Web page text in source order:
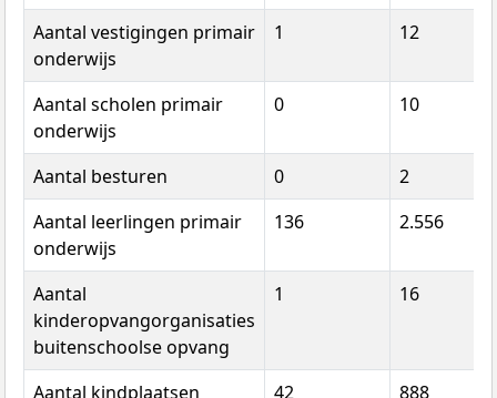
Aantal vestigingen primair
onderwijs
1 12
Aantal scholen primair
onderwijs
0 10
Aantal besturen 0
2
Aantal leerlingen primair
onderwijs
136 2.556
Aantal
kinderopvangorganisaties
buitenschoolse opvang
1 16
Aantal kindplaatsen
42 888